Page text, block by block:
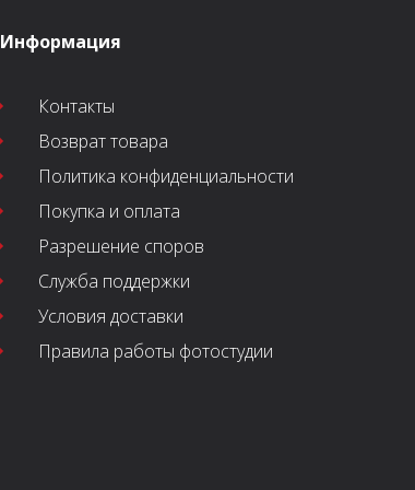
Информация
Контакты
Возврат товара
Политика конфиденциальности
Покупка и оплата
Разрешение споров
Служба поддержки
Условия доставки
Правила работы фотостудии